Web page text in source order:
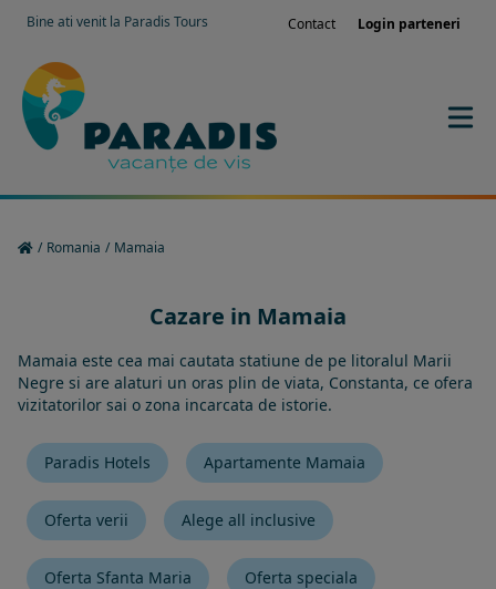
Bine ati venit la Paradis Tours Contact Login parteneri
/ Romania / Mamaia
Cazare in Mamaia
Mamaia este cea mai cautata statiune de pe litoralul Marii
Negre si are alaturi un oras plin de viata, Constanta, ce ofera
vizitatorilor sai o zona incarcata de istorie.
Paradis Hotels Apartamente Mamaia
Oferta verii Alege all inclusive
Oferta Sfanta Maria Oferta speciala